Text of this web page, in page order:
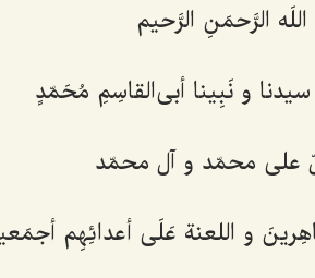
الرَّحمَنِ الرَّحیم‌
و نَبِینا أبى‌القاسِمِ مُحَمّدٍ
على محمّد و آل محمّد
و اللعنة عَلَى أعدائِهِم